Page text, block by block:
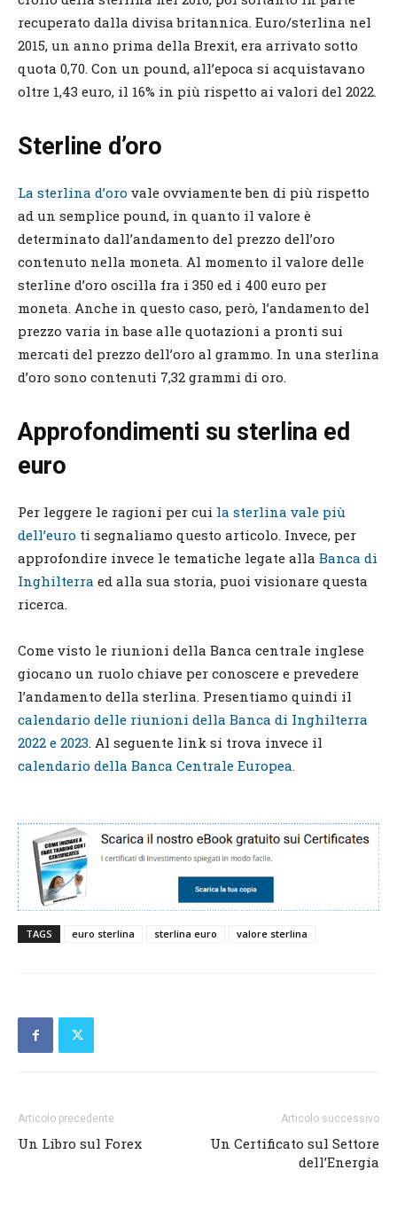
recuperato dalla divisa britannica. Euro/sterlina nel
2015, un anno prima della Brexit, era arrivato sotto
quota 0,70. Con un pound, all’epoca si acquistavano
oltre 1,43 euro, il 16% in più rispetto ai valori del 2022.
Sterline d’oro
La sterlina d’oro vale ovviamente ben di più rispetto
ad un semplice pound, in quanto il valore è
determinato dall’andamento del prezzo dell’oro
contenuto nella moneta. Al momento il valore delle
sterline d’oro oscilla fra i 350 ed i 400 euro per
moneta. Anche in questo caso, però, l’andamento del
prezzo varia in base alle quotazioni a pronti sui
mercati del prezzo dell’oro al grammo. In una sterlina
d’oro sono contenuti 7,32 grammi di oro.
Approfondimenti su sterlina ed
euro
Per leggere le ragioni per cui la sterlina vale più
dell’euro ti segnaliamo questo articolo. Invece, per
approfondire invece le tematiche legate alla Banca di
Inghilterra ed alla sua storia, puoi visionare questa
ricerca.
Come visto le riunioni della Banca centrale inglese
giocano un ruolo chiave per conoscere e prevedere
l’andamento della sterlina. Presentiamo quindi il
calendario delle riunioni della Banca di Inghilterra
2022 e 2023. Al seguente link si trova invece il
calendario della Banca Centrale Europea.
TAGS euro sterlina sterlina euro valore sterlina
Articolo precedente
Un Libro sul Forex
Articolo successivo
Un Certificato sul Settore
dell’Energia